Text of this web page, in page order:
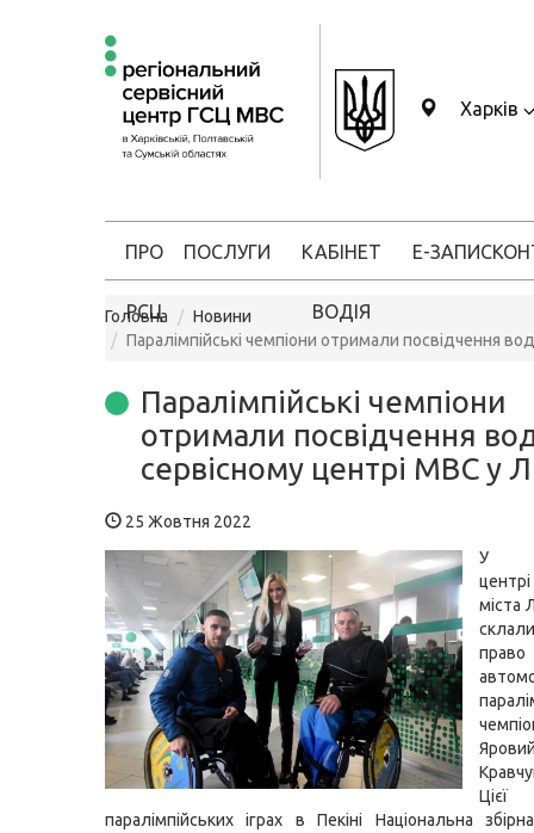
Харків
ПРО
РСЦ
ПОСЛУГИ КАБІНЕТ
ВОДІЯ
Е-ЗАПИС
Головна
Новини
Паралімпійські чемпіони отримали посвідчення
Паралімпійські чемпіони
отримали посвідчення
сервісному центрі МВС у
25 Жовтня 2022
У
міста
паралімпійських іграх в Пекіні Національна